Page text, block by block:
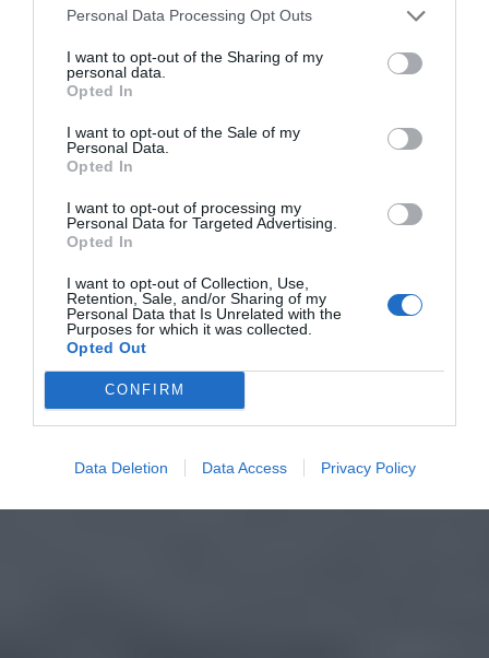
Personal Data Processing Opt Outs
I want to opt-out of the Sharing of my
personal data.
Opted In
I want to opt-out of the Sale of my
Personal Data.
Opted In
I want to opt-out of processing my
Personal Data for Targeted Advertising.
Opted In
I want to opt-out of Collection, Use,
Retention, Sale, and/or Sharing of my
Personal Data that Is Unrelated with the
Purposes for which it was collected.
Opted Out
CONFIRM
Data Deletion Data Access Privacy Policy